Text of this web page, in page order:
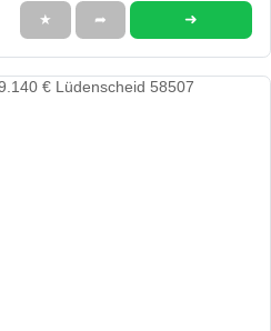
★ ➦ ➜